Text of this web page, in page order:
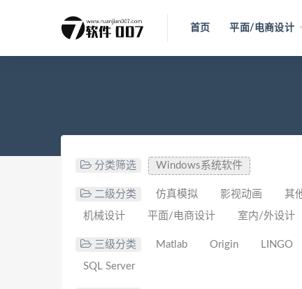
首页 平面/电商设计
分类筛选 Windows系统软件
二级分类 仿真模拟 影视动画 其
机械设计 平面/电商设计 室内/外设计
三级分类 Matlab Origin LINGO
SQL Server